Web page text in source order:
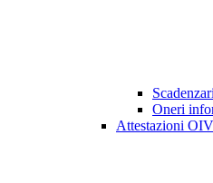
Oneri
Attestazioni